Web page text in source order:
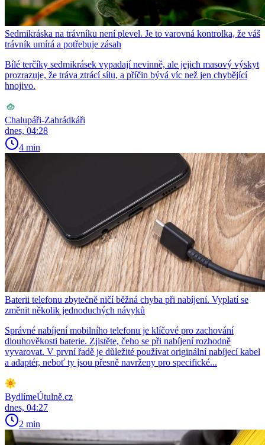
Sedmikráska na trávníku není plevel. Je to varovná kontrolka, že váš
trávník umírá a potřebuje zásah
Bílé terčíky sedmikrásek vypadají nevinně, ale jejich masový výskyt
prozrazuje, že tráva ztrácí sílu, a příčin bývá víc než jen chybějící
hnojivo.
Chalupáři-Zahrádkáři
dnes, 04:28
4 min
Baterii telefonu zbytečně ničí běžná chyba při nabíjení. Vyplatí se
změnit několik jednoduchých návyků
Správné nabíjení mobilního telefonu je klíčové pro zachování
dlouhověkosti baterie. Zjistěte, čeho se při nabíjení rozhodně
vyvarovat. V první řadě je důležité používat originální nabíjecí kabel
a adaptér, neboť ty jsou přesně navrženy pro specifické...
BydlímeÚtulně.cz
dnes, 04:27
2 min